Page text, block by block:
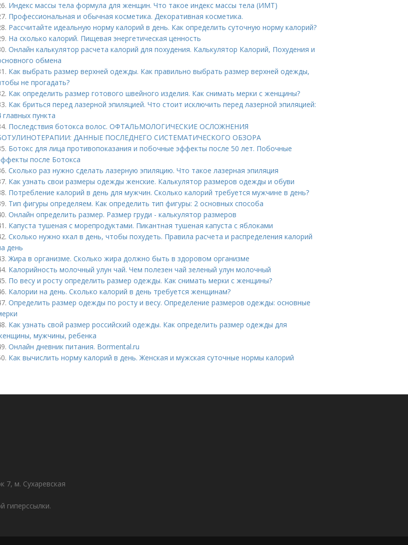
Индекс массы тела формула для женщин. Что такое индекс массы тела (ИМТ)
Профессиональная и обычная косметика. Декоративная косметика.
Рассчитайте идеальную норму калорий в день. Как определить суточную норму калорий?
На сколько калорий. Пищевая энергетическая ценность
Онлайн калькулятор расчета калорий для похудения. Калькулятор Калорий, Похудения и
обмена
Как выбрать размер верхней одежды. Как правильно выбрать размер верхней одежды,
не прогадать?
Как определить размер готового швейного изделия. Как снимать мерки с женщины?
Как бриться перед лазерной эпиляцией. Что стоит исключить перед лазерной эпиляцией:
главных пункта
Последствия ботокса волос. ОФТАЛЬМОЛОГИЧЕСКИЕ ОСЛОЖНЕНИЯ
ДАННЫЕ ПОСЛЕДНЕГО СИСТЕМАТИЧЕСКОГО ОБЗОРА
Ботокс для лица противопоказания и побочные эффекты после 50 лет. Побочные
после Ботокса
Сколько раз нужно сделать лазерную эпиляцию. Что такое лазерная эпиляция
Как узнать свои размеры одежды женские. Калькулятор размеров одежды и обуви
Потребление калорий в день для мужчин. Сколько калорий требуется мужчине в день?
Тип фигуры определяем. Как определить тип фигуры: 2 основных способа
Онлайн определить размер. Размер груди - калькулятор размеров
Капуста тушеная с морепродуктами. Пикантная тушеная капуста с яблоками
Сколько нужно ккал в день, чтобы похудеть. Правила расчета и распределения калорий
день
Жира в организме. Сколько жира должно быть в здоровом организме
Калорийность молочный улун чай. Чем полезен чай зеленый улун молочный
По весу и росту определить размер одежды. Как снимать мерки с женщины?
Калории на день. Сколько калорий в день требуется женщинам?
Определить размер одежды по росту и весу. Определение размеров одежды: основные
Как узнать свой размер российский одежды. Как определить размер одежды для
мужчины, ребенка
Онлайн дневник питания. Bormental.ru
Как вычислить норму калорий в день. Женская и мужская суточные нормы калорий
7, м. Сухаревская
гиперссылки.